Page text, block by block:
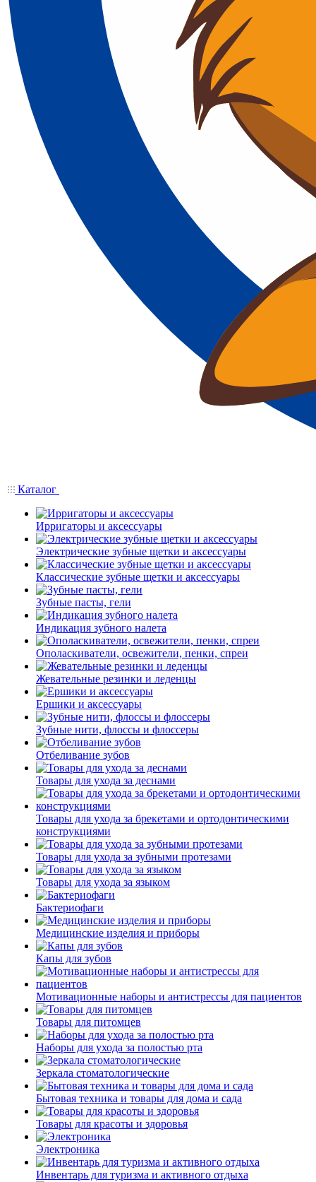
Каталог
Ирригаторы и аксессуары
Электрические зубные щетки и аксессуары
Классические зубные щетки и аксессуары
Зубные пасты, гели
Индикация зубного налета
Ополаскиватели, освежители, пенки, спреи
Жевательные резинки и леденцы
Ершики и аксессуары
Зубные нити, флоссы и флоссеры
Отбеливание зубов
Товары для ухода за деснами
Товары для ухода за брекетами и ортодонтическими
конструкциями
Товары для ухода за зубными протезами
Товары для ухода за языком
Бактериофаги
Медицинские изделия и приборы
Капы для зубов
Мотивационные наборы и антистрессы для пациентов
Товары для питомцев
Наборы для ухода за полостью рта
Зеркала стоматологические
Бытовая техника и товары для дома и сада
Товары для красоты и здоровья
Электроника
Инвентарь для туризма и активного отдыха